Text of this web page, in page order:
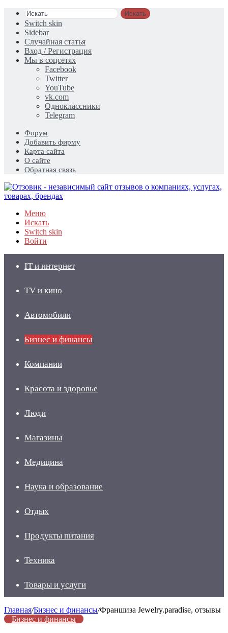
Искать
Switch skin
Sidebar
Случайная статья
Вход / Регистрация
Мы в соцсетях
Facebook
Twitter
YouTube
vk.com
Одноклассники
Telegram
Форум
Добавить фирму
Карта сайта
О сайте
Обратная связь
Меню
Искать
Switch skin
Войти
IT и интернет
TV и кино
Автомобили
Бизнес и финансы
Компании
Красота и здоровье
Люди
Магазины
Медицина
Наука и образование
Отдых
Продукты питания
Техника
Товары и услуги
Главная/Бизнес и финансы/Франшиза Jewelry.paradise, отзывы
Бизнес и финансы